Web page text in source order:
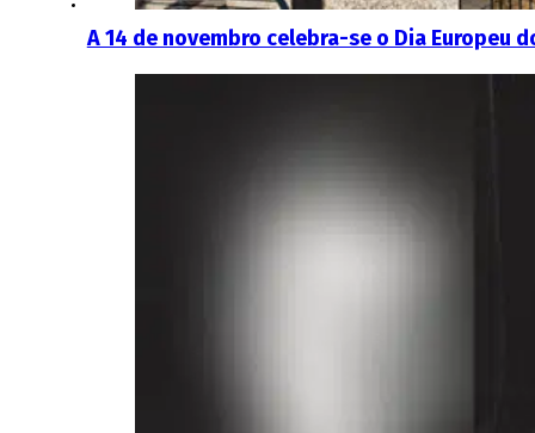
A 14 de novembro celebra-se o Dia Europeu